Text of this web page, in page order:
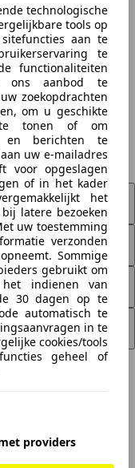
technologische
tools op
aan te
te
functionaliteiten
ons aanbod te
zoekopdrachten
om u geschikte
tonen of om
en berichten te
uw e-mailadres
voor opgeslagen
of in het kader
het
latere bezoeken
uw toestemming
verzonden
Sommige
gebruikt om
indienen van
30 dagen op te
automatisch te
in te
cookies/tools
geheel of
providers
niet hetzelfde als
na het verlopen
en weet wat
toch iets mis blijkt
auto in?
een auto?
en BOVAG-
aankoop van een
mijn garantieclaim
een particuliere
het